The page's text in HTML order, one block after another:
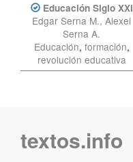
Educación Siglo XXI
Edgar Serna M., Alexei
Serna A.
Educación, formación,
revolución educativa
textos.info